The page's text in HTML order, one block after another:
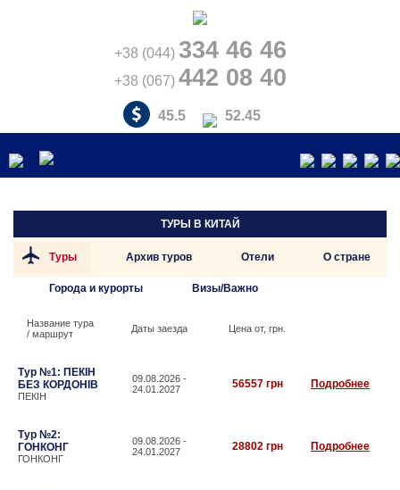
+38 (044) 334 46 46
+38 (067) 442 08 40
45.5 52.45
ТУРЫ В КИТАЙ
Туры Архив туров Отели О стране
Города и курорты Визы/Важно
Название тура
/ маршрут
Даты заезда Цена от, грн.
Тур №1: ПЕКІН
БЕЗ КОРДОНІВ
ПЕКІН
09.08.2026 -
24.01.2027
56557 грн Подробнее
Тур №2:
ГОНКОНГ
ГОНКОНГ
09.08.2026 -
24.01.2027
28802 грн Подробнее